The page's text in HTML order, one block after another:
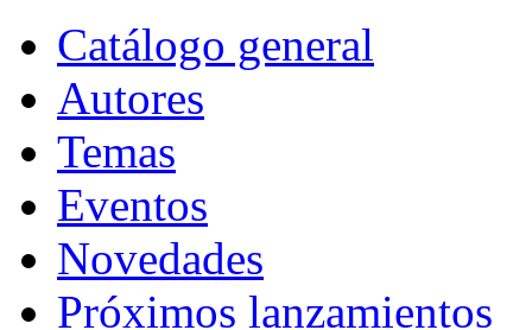
Catálogo general
Autores
Temas
Eventos
Novedades
Próximos lanzamientos